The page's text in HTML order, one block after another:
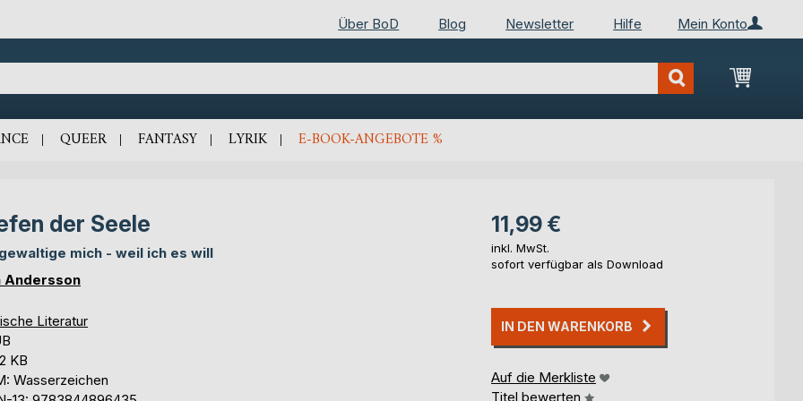
Mein Konto
Über BoD Blog Newsletter Hilfe
Mein
QUEER FANTASY LYRIK E-BOOK-ANGEBOTE %
der Seele
mich - weil ich es will
Andersson
Literatur
KB
Wasserzeichen
11,99 €
inkl. MwSt.
sofort verfügbar als Download
IN DEN WARENKORB
Auf die Merkliste
Titel bewerten